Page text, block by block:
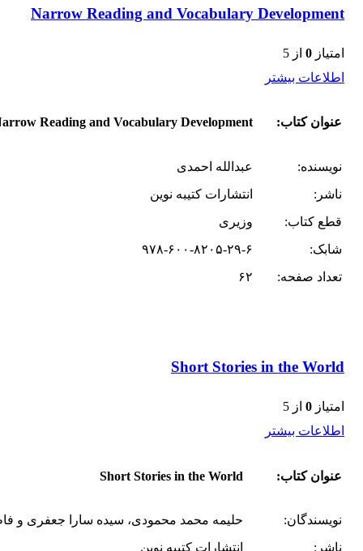
Narrow Reading and Vocabulary Development
امتیاز 0 از 5
اطلاعات بیشتر
عنوان کتاب: Reading and Vocabulary Development
نویسنده:
عبدالله احمدی
ناشر:
انتشارات کتیبه نوین
قطع کتاب:
وزیری
شابک:
۹۷۸-۶۰۰-۸۲۰۵-۲۹-۶
تعداد صفحه:
۶۲
Short Stories in the World
امتیاز 0 از 5
اطلاعات بیشتر
عنوان کتاب: Short Stories in the World
نویسندگان:
حلیمه محمد محمودی، سیده سارا جعفری و
ناشر:
انتشارات کتیبه نوین